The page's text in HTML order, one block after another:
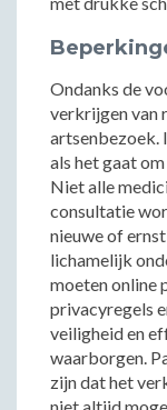
Ondanks de
verkrijgen van
artsenbezoek.
als het gaat
Niet alle
consultatie
nieuwe of
lichamelijk
moeten online
privacyregels
veiligheid en
waarborgen.
zijn dat het